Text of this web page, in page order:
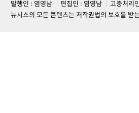
발행인 : 염영남
편집인 : 염영남
고충처리
뉴시스의 모든 콘텐츠는 저작권법의 보호를